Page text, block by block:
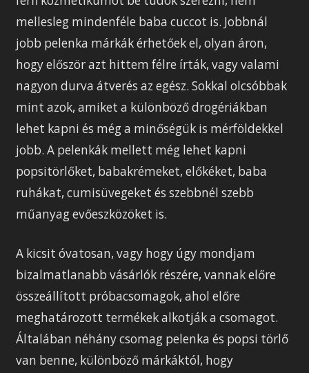
mellesleg mindenféle baba cuccot is. Jobbnál
jobb pelenka márkák érhetőek el, olyan áron,
hogy először azt hittem félre írták, vagy valami
nagyon durva átverés az egész. Sokkal olcsóbbak
mint azok, amiket a különböző drogériákban
lehet kapni és még a minőségük is mérföldekkel
jobb. A pelenkák mellett még lehet kapni
popsitörlőket, babakrémeket, előkéket, baba
ruhákat, cumisüvegeket és szebbnél szebb
műanyag evőeszközöket is.
A kicsit óvatosan, vagy hogy úgy mondjam
bizalmatlanabb vásárlók részére, vannak előre
összeállított próbacsomagok, ahol előre
meghatározott termékek alkotják a csomagot.
Általában néhány csomag pelenka és popsi törlő
van benne, különböző márkáktól, hogy